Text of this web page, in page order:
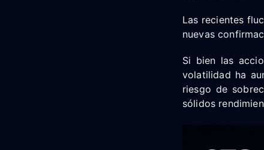
Las recientes
nuevas
Si bien las
volatilidad ha
riesgo de
sólidos